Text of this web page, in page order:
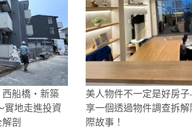
船橋・新築
實地走進投資
剖
美人物件不一定是好房
享一個透過物件調查拆
際故事！